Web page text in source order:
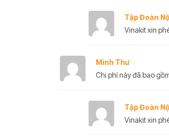
Tập Đoàn
Vinakit xin
Minh Thư
Chi phí này đã bao
Tập Đoàn
Vinakit xin